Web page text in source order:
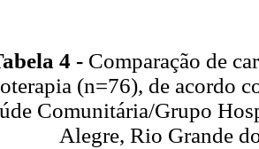
4 -Comparação de
(n=76), de acordo
Comunitária/Grupo
Alegre, Rio Grande